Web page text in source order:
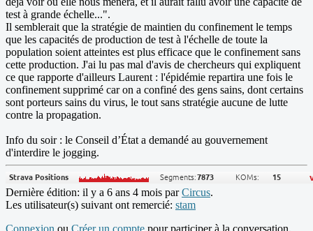
test à grande échelle...".
Il semblerait que la stratégie de maintien du confinement le temps
que les capacités de production de test à l'échelle de toute la
population soient atteintes est plus efficace que le confinement sans
cette production. J'ai lu pas mal d'avis de chercheurs qui expliquent
ce que rapporte d'ailleurs Laurent : l'épidémie repartira une fois le
confinement supprimé car on a confiné des gens sains, dont certains
sont porteurs sains du virus, le tout sans stratégie aucune de lutte
contre la propagation.
Info du soir : le Conseil d’État a demandé au gouvernement
d'interdire le jogging.
Dernière édition: il y a 6 ans 4 mois parCircus.
Les utilisateur(s) suivant ont remercié: stam
Connexion ou Créer un compte pour participer à la conversation.